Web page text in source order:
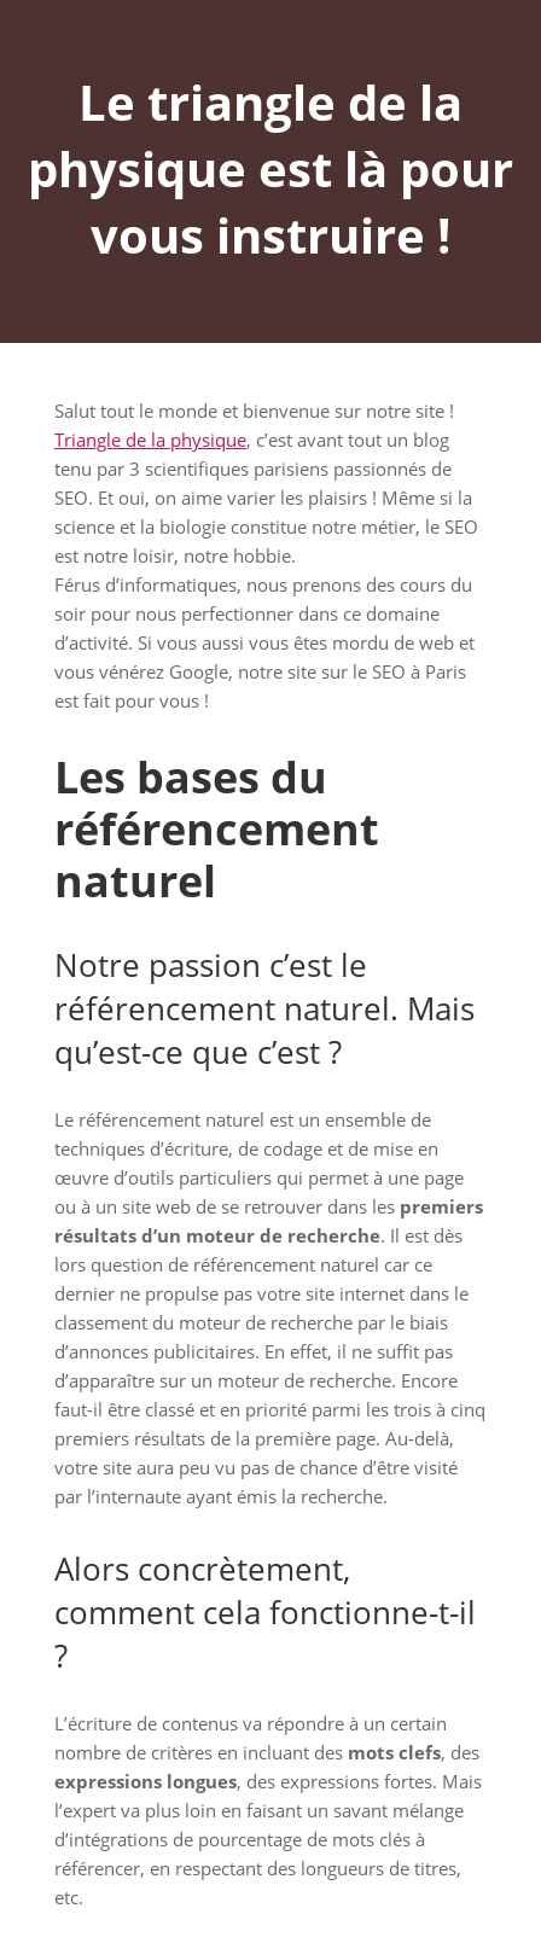
Le triangle de la
physique est là pour
vous instruire !
Salut tout le monde et bienvenue sur notre site !
Triangle de la physique, c’est avant tout un blog
tenu par 3 scientifiques parisiens passionnés de
SEO. Et oui, on aime varier les plaisirs ! Même si la
science et la biologie constitue notre métier, le SEO
est notre loisir, notre hobbie.
Férus d’informatiques, nous prenons des cours du
soir pour nous perfectionner dans ce domaine
d’activité. Si vous aussi vous êtes mordu de web et
vous vénérez Google, notre site sur le SEO à Paris
est fait pour vous !
Les bases du
référencement
naturel
Notre passion c’est le
référencement naturel. Mais
qu’est-ce que c’est ?
Le référencement naturel est un ensemble de
techniques d’écriture, de codage et de mise en
œuvre d’outils particuliers qui permet à une page
ou à un site web de se retrouver dans les premiers
résultats d’un moteur de recherche. Il est dès
lors question de référencement naturel car ce
dernier ne propulse pas votre site internet dans le
classement du moteur de recherche par le biais
d’annonces publicitaires. En effet, il ne suffit pas
d’apparaître sur un moteur de recherche. Encore
faut-il être classé et en priorité parmi les trois à cinq
premiers résultats de la première page. Au-delà,
votre site aura peu vu pas de chance d’être visité
par l’internaute ayant émis la recherche.
Alors concrètement,
comment cela fonctionne-t-il
?
L’écriture de contenus va répondre à un certain
nombre de critères en incluant des mots clefs, des
expressions longues, des expressions fortes. Mais
l’expert va plus loin en faisant un savant mélange
d’intégrations de pourcentage de mots clés à
référencer, en respectant des longueurs de titres,
etc.